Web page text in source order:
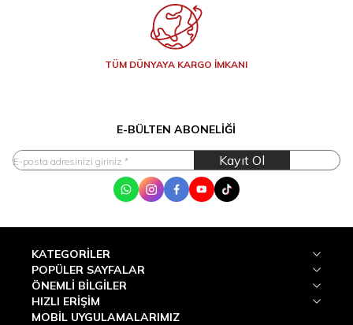
TÜM DÜNYAYA KARGO İMKANI
E-BÜLTEN ABONELIĞI
Kayıt Ol
WhatsApp
InstagramFacebook
YoutubeTik Tok
KATEGORILER
POPÜLER SAYFALAR
ÖNEMLI BILGILER
HIZLI ERIŞIM
MOBİL UYGULAMALARIMIZ